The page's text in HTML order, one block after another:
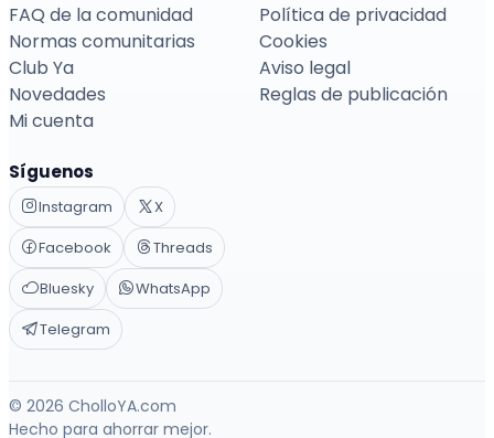
FAQ de la comunidad
Normas comunitarias
Club Ya
Novedades
Mi cuenta
Política de privacidad
Cookies
Aviso legal
Reglas de publicación
Síguenos
Instagram
X
Facebook
Threads
Bluesky
WhatsApp
Telegram
© 2026 CholloYA.com
Hecho para ahorrar mejor.